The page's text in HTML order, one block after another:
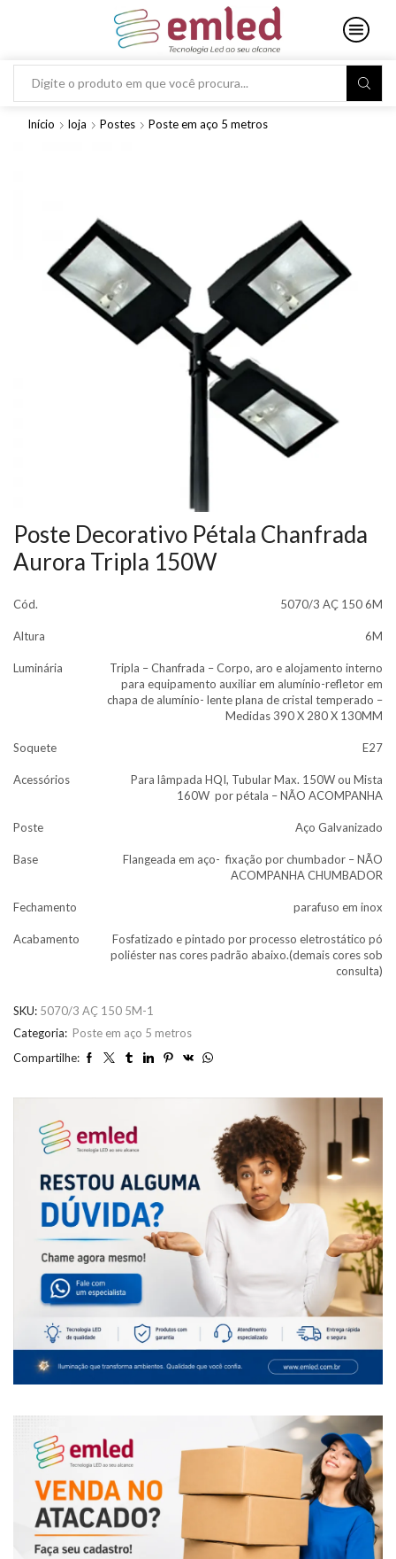
Search
Início loja Postes Poste em aço 5 metros
Poste Decorativo Pétala Chanfrada
Aurora Tripla 150W
Cód. 5070/3 AÇ 150 6M
Altura 6M
Luminária
Tripla – Chanfrada – Corpo, aro e alojamento interno
para equipamento auxiliar em alumínio-refletor em
chapa de alumínio- lente plana de cristal temperado –
Medidas 390 X 280 X 130MM
Soquete E27
Acessórios
Para lâmpada HQI, Tubular Max. 150W ou Mista
160W por pétala – NÃO ACOMPANHA
Poste Aço Galvanizado
Base
Flangeada em aço- fixação por chumbador – NÃO
ACOMPANHA CHUMBADOR
Fechamento parafuso em inox
Acabamento
Fosfatizado e pintado por processo eletrostático pó
poliéster nas cores padrão abaixo.(demais cores sob
consulta)
SKU: 5070/3 AÇ 150 5M-1
Categoria: Poste em aço 5 metros
Compartilhe: